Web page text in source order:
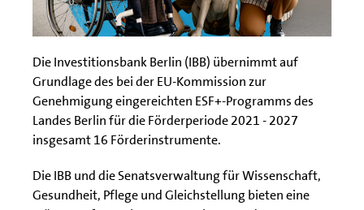
Die Investitionsbank Berlin (IBB) übernimmt auf
Grundlage des bei der EU-Kommission zur
Genehmigung eingereichten ESF+-Programms des
Landes Berlin für die Förderperiode 2021 - 2027
insgesamt 16 Förderinstrumente.
Die IBB und die Senatsverwaltung für Wissenschaft,
Gesundheit, Pflege und Gleichstellung bieten eine